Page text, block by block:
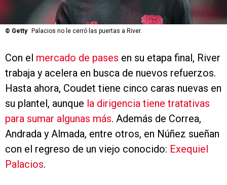
© Getty Palacios no le cerró las puertas a River.
Con el mercado de pases en su etapa final, River
trabaja y acelera en busca de nuevos refuerzos.
Hasta ahora, Coudet tiene cinco caras nuevas en
su plantel, aunque la dirigencia tiene tratativas
para sumar algunas más. Además de Correa,
Andrada y Almada, entre otros, en Núñez sueñan
con el regreso de un viejo conocido: Exequiel
Palacios.